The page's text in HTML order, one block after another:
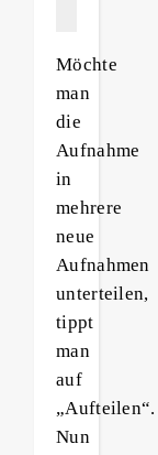
Möchte
man
die
Aufnahme
in
mehrere
neue
Aufnahmen
unterteilen,
tippt
man
auf
„Aufteilen“.
Nun